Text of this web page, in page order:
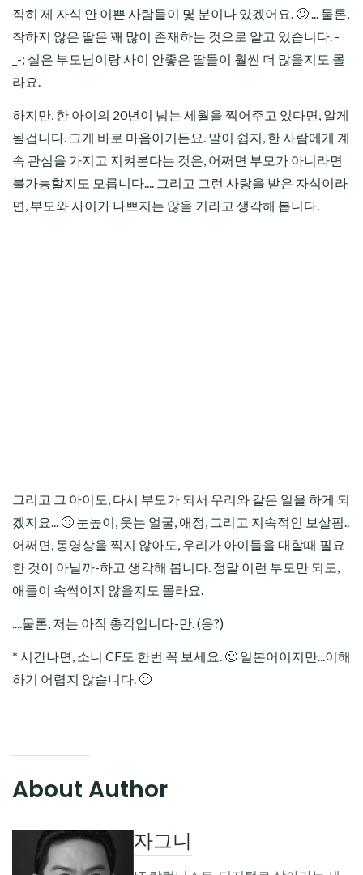
직히 제 자식 안 이쁜 사람들이 몇 분이나 있겠어요. 🙂 ... 물론,
착하지 않은 딸은 꽤 많이 존재하는 것으로 알고 있습니다. -
_-; 실은 부모님이랑 사이 안좋은 딸들이 훨씬 더 많을지도 몰
라요.
하지만, 한 아이의 20년이 넘는 세월을 찍어주고 있다면, 알게
될겁니다. 그게 바로 마음이거든요. 말이 쉽지, 한 사람에게 계
속 관심을 가지고 지켜본다는 것은, 어쩌면 부모가 아니라면
불가능할지도 모릅니다.... 그리고 그런 사랑을 받은 자식이라
면, 부모와 사이가 나쁘지는 않을 거라고 생각해 봅니다.
그리고 그 아이도, 다시 부모가 되서 우리와 같은 일을 하게 되
겠지요... 🙂 눈높이, 웃는 얼굴, 애정, 그리고 지속적인 보살핌..
어쩌면, 동영상을 찍지 않아도, 우리가 아이들을 대할때 필요
한 것이 아닐까-하고 생각해 봅니다. 정말 이런 부모만 되도,
애들이 속썩이지 않을지도 몰라요.
....물론, 저는 아직 총각입니다-만. (응?)
* 시간나면, 소니 CF도 한번 꼭 보세요. 🙂 일본어이지만...이해
하기 어렵지 않습니다. 🙂
About Author
자그니